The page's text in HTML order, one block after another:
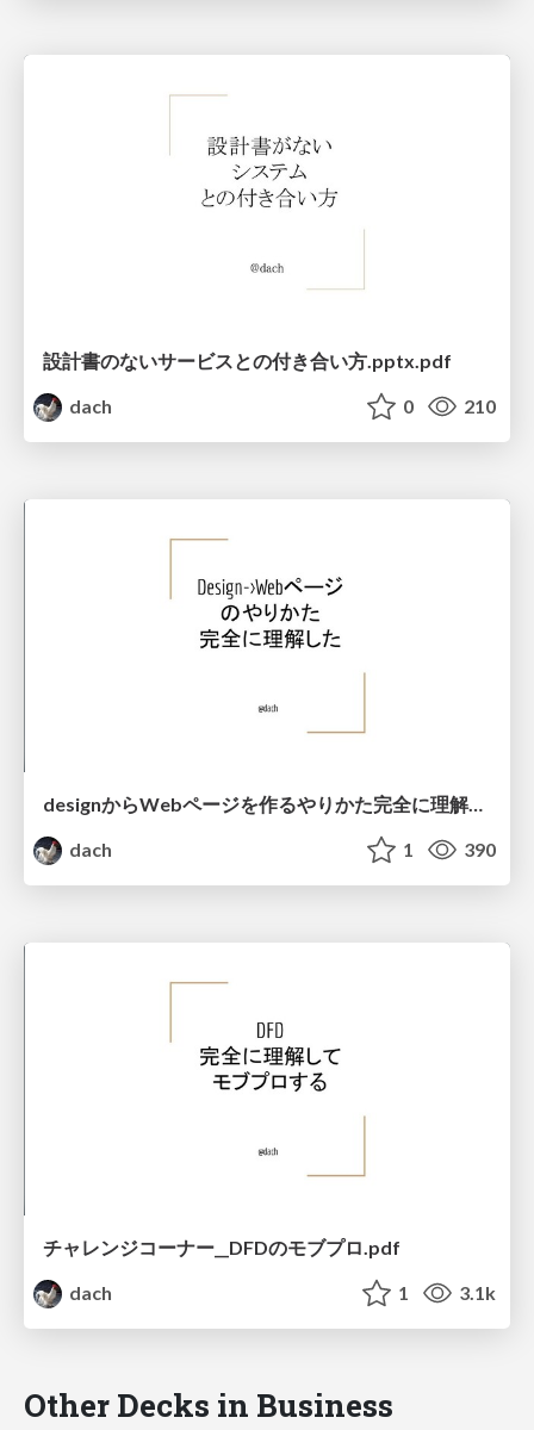
設計書のないサービスとの付き合い方.pptx.pdf
dach
0 210
designからWebページを作るやりかた完全に理解した.pdf
dach
1 390
チャレンジコーナー__DFDのモブプロ.pdf
dach
1 3.1k
Other Decks in Business